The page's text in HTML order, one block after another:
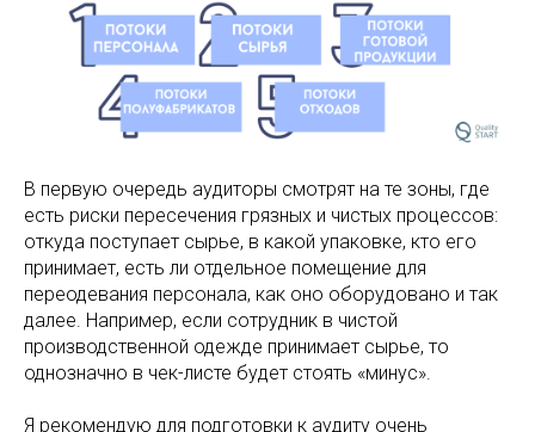
В первую очередь аудиторы смотрят на те зоны, где
есть риски пересечения грязных и чистых процессов:
откуда поступает сырье, в какой упаковке, кто его
принимает, есть ли отдельное помещение для
переодевания персонала, как оно оборудовано и так
далее. Например, если сотрудник в чистой
производственной одежде принимает сырье, то
однозначно в чек-листе будет стоять «минус».
Я рекомендую для подготовки к аудиту очень